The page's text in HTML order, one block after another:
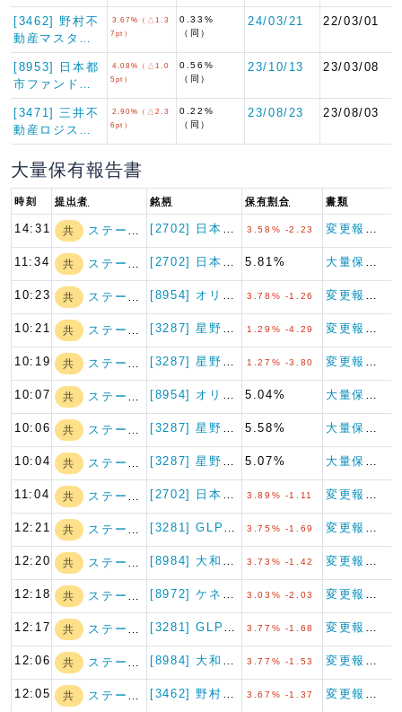
[3462] 野村不
動産マスタ…
3.67%（△1.3
7pt）
0.33%
（同）
24/03/21 22/03/01
[8953] 日本都
市ファンド…
4.08%（△1.0
5pt）
0.56%
（同）
23/10/13 23/03/08
[3471] 三井不
動産ロジス…
2.90%（△2.3
6pt）
0.22%
（同）
23/08/23 23/08/03
大量保有報告書
時刻 提出者 銘柄 保有割合 書類
14:31 共 ステート・ストリ… 3.58% -2.23
11:34 共 ステート・ストリ… 5.81%
10:23 共 ステート・ストリ… 3.78% -1.26
10:21 共 ステート・ストリ… 1.29% -4.29
10:19 共 ステート・ストリ… 1.27% -3.80
10:07 共 ステート・ストリ… 5.04%
10:06 共 ステート・ストリ… 5.58%
10:04 共 ステート・ストリ… 5.07%
11:04 共 ステート・ストリ… 3.89% -1.11
12:21 共 ステート・ストリ… 3.75% -1.69
12:20 共 ステート・ストリ… 3.73% -1.42
12:18 共 ステート・ストリ… 3.03% -2.03
12:17 共 ステート・ストリ… 3.77% -1.68
12:06 共 ステート・ストリ… 3.77% -1.53
12:05 共 ステート・ストリ… 3.67% -1.37